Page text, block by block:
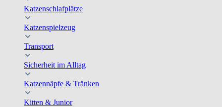
Katzenschlafplätze
Katzenspielzeug
Transport
Sicherheit im Alltag
Katzennäpfe & Tränken
Kitten & Junior